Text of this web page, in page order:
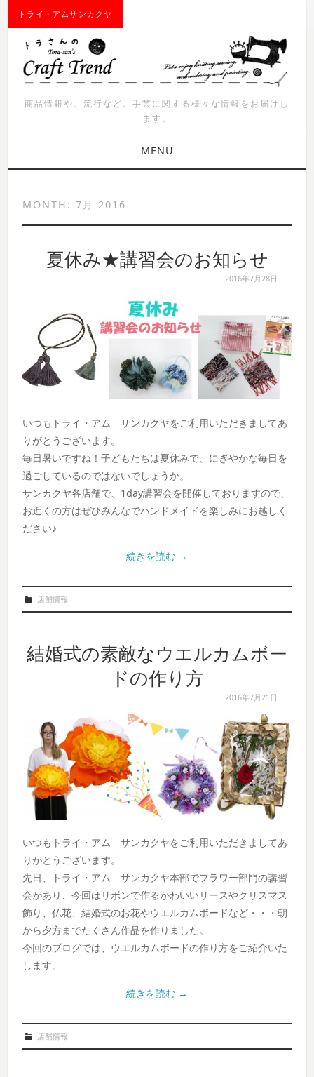
トライ・アムサンカクヤ
商品情報や、流行など。手芸に関する様々な情報をお届けし
ます。
MENU
商品紹介
イベント
MONTH:7月 2016
夏休み★講習会のお知らせ
2016年7月28日
いつもトライ・アム サンカクヤをご利用いただきましてあ
りがとうございます。
毎日暑いですね！子どもたちは夏休みで、にぎやかな毎日を
過ごしているのではないでしょうか。
サンカクヤ各店舗で、1day講習会を開催しておりますので、
お近くの方はぜひみんなでハンドメイドを楽しみにお越しく
ださい♪
続きを読む →
店舗情報
結婚式の素敵なウエルカムボー
ドの作り方
2016年7月21日
いつもトライ・アム サンカクヤをご利用いただきましてあ
りがとうございます。
先日、トライ・アム サンカクヤ本部でフラワー部門の講習
会があり、今回はリボンで作るかわいいリースやクリスマス
飾り、仏花、結婚式のお花やウエルカムボードなど・・・朝
から夕方までたくさん作品を作りました。
今回のブログでは、ウエルカムボードの作り方をご紹介いた
します。
続きを読む →
店舗情報